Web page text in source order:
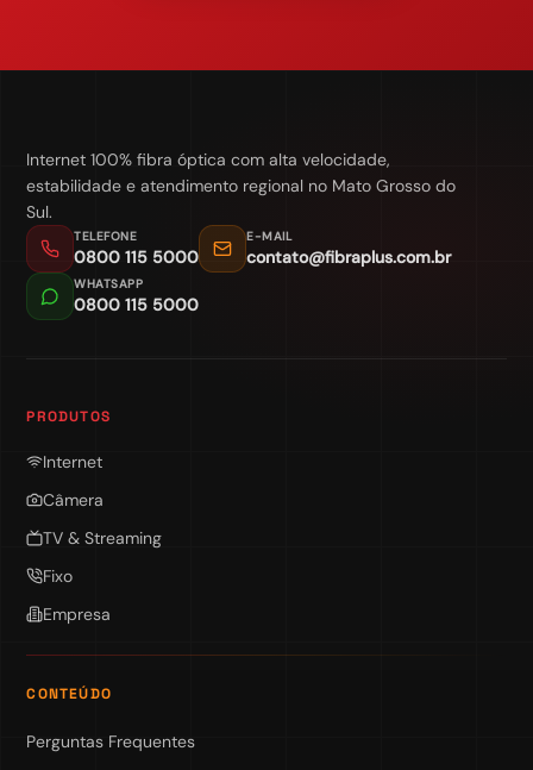
Internet 100% fibra óptica com alta velocidade,
estabilidade e atendimento regional no Mato Grosso do
Sul.
TELEFONE
0800 115 5000
E-MAIL
contato@fibraplus.com.br
WHATSAPP
0800 115 5000
PRODUTOS
Internet
Câmera
TV & Streaming
Fixo
Empresa
CONTEÚDO
Perguntas Frequentes